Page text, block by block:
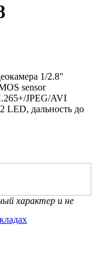
1/2.8"
sensor
JPEG/AVI
LED, дальность до
F 2.0, D-WDR,
/ 0.0 (ч/б с
off), эл.затвор
цифровое
PoE, 157.0мм х
характер и не